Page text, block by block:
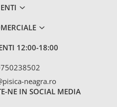
12:00-18:00
neagra.ro
NE IN SOCIAL MEDIA